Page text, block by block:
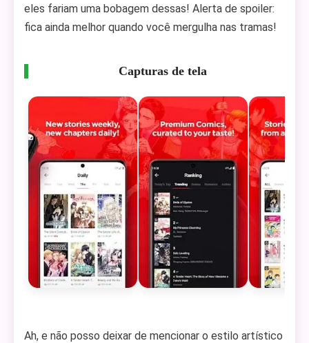
eles fariam uma bobagem dessas! Alerta de spoiler:
fica ainda melhor quando você mergulha nas tramas!
Capturas de tela
Ah, e não posso deixar de mencionar o estilo artístico